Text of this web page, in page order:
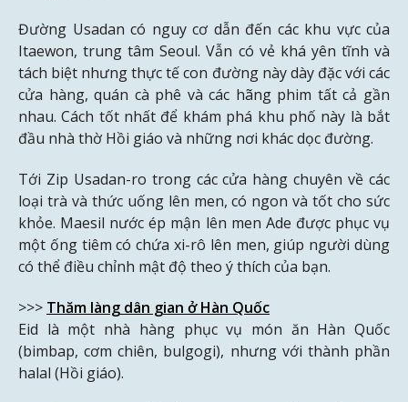
Đường Usadan có nguy cơ dẫn đến các khu vực của
Itaewon, trung tâm Seoul. Vẫn có vẻ khá yên tĩnh và
tách biệt nhưng thực tế con đường này dày đặc với các
cửa hàng, quán cà phê và các hãng phim tất cả gần
nhau. Cách tốt nhất để khám phá khu phố này là bắt
đầu nhà thờ Hồi giáo và những nơi khác dọc đường.
Tới Zip Usadan-ro trong các cửa hàng chuyên về các
loại trà và thức uống lên men, có ngon và tốt cho sức
khỏe. Maesil nước ép mận lên men Ade được phục vụ
một ống tiêm có chứa xi-rô lên men, giúp người dùng
có thể điều chỉnh mật độ theo ý thích của bạn.
>>> Thăm làng dân gian ở Hàn Quốc
Eid là một nhà hàng phục vụ món ăn Hàn Quốc
(bimbap, cơm chiên, bulgogi), nhưng với thành phần
halal (Hồi giáo).